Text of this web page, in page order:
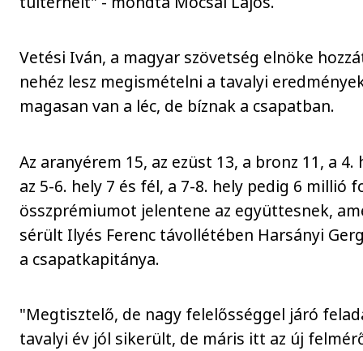
Vetési Iván, a magyar szövetség elnöke
nehéz lesz megismételni a tavalyi
magasan van a léc, de bíznak a csapatban.
Az aranyérem 15, az ezüst 13, a bronz 11, a 4.
az 5-6. hely 7 és fél, a 7-8. hely pedig 6 millió
összprémiumot jelentene az együttesnek,
sérült Ilyés Ferenc távollétében Harsányi
a csapatkapitánya.
"Megtisztelő, de nagy felelősséggel járó
tavalyi év jól sikerült, de máris itt az új